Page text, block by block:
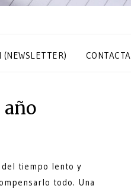
CONTACTA
del tiempo lento y
todo. Una